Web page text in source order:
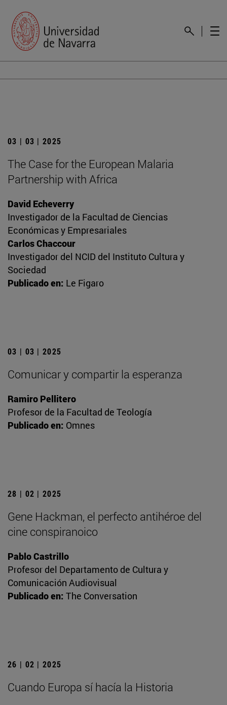
03 | 03 | 2025
The Case for the European Malaria
Partnership with Africa
David Echeverry
Investigador de la Facultad de Ciencias
Económicas y Empresariales
Carlos Chaccour
Investigador del NCID del Instituto Cultura y
Sociedad
Publicado en: Le Figaro
03 | 03 | 2025
Comunicar y compartir la esperanza
Ramiro Pellitero
Profesor de la Facultad de Teología
Publicado en: Omnes
28 | 02 | 2025
Gene Hackman, el perfecto antihéroe del
cine conspiranoico
Pablo Castrillo
Profesor del Departamento de Cultura y
Comunicación Audiovisual
Publicado en: The Conversation
26 | 02 | 2025
Cuando Europa sí hacía la Historia